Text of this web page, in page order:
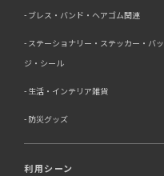
ブレス・バンド・ヘアゴム関連
ステーショナリー・ステッカー・バッ
ジ・シール
生活・インテリア雑貨
防災グッズ
利用シーン